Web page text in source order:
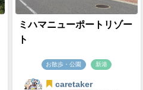
ミハマニューポートリゾー
ト
お散歩・公園 新港
caretaker